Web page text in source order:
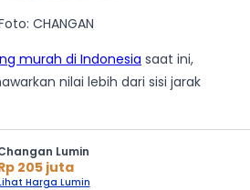
CHANGAN
murah di Indonesia saat ini,
nilai lebih dari sisi jarak
Lumin
205 juta
Harga Lumin